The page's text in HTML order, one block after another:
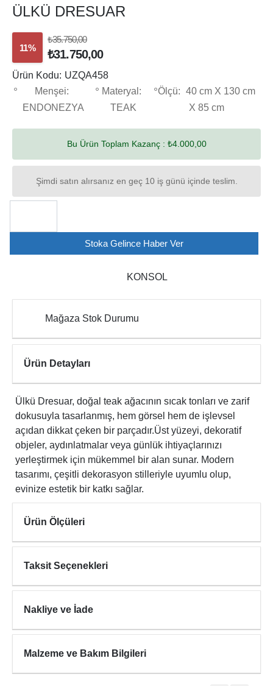
ÜLKÜ DRESUAR
11%
₺35.750,00
₺31.750,00
Ürün Kodu: UZQA458
Menşei:
ENDONEZYA
Materyal:
TEAK
Ölçü: 40 cm X 130 cm
X 85 cm
Bu Ürün Toplam Kazanç : ₺4.000,00
Şimdi satın alırsanız en geç 10 iş günü içinde teslim.
Stoka Gelince Haber Ver
KONSOL
Mağaza Stok Durumu
Ürün Detayları
Ülkü Dresuar, doğal teak ağacının sıcak tonları ve zarif
dokusuyla tasarlanmış, hem görsel hem de işlevsel
açıdan dikkat çeken bir parçadır.Üst yüzeyi, dekoratif
objeler, aydınlatmalar veya günlük ihtiyaçlarınızı
yerleştirmek için mükemmel bir alan sunar. Modern
tasarımı, çeşitli dekorasyon stilleriyle uyumlu olup,
evinize estetik bir katkı sağlar.
Ürün Ölçüleri
Taksit Seçenekleri
Nakliye ve İade
Malzeme ve Bakım Bilgileri